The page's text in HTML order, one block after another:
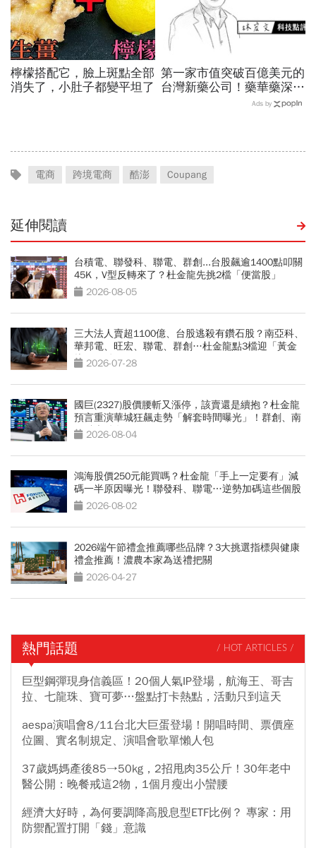
檸檬搭配它，臉上斑點全部
消失了，小肚子都變平坦了
第一家市值突破百億美元的
台灣新藥公司！藥華藥深耕
全球市場，能成為下一個武
Ads by
電商 跨境電商 酷澎 Coupang
延伸閱讀
台積電、聯發科、聯電、群創...台股飆逾1400點叩關
45K，V型反轉來了？杜金龍先挑2檔「便當股」
2026-08-05
三大法人賣超1100億、台股逃殺有鑽石股？南亞科、
華邦電、旺宏、聯電、群創…杜金龍點3檔迎「黃金
坑」買點
2026-07-28
國巨(2327)股價腰斬又漲停，該賣還是續抱？杜金龍
預言重演華城狂飆走勢「解套時間曝光」！群創、南
亞科也點名
2026-08-04
鴻海股價250元能買嗎？杜金龍「手上一定要有」減
碼一半原因曝光！聯發科、聯電…逆勢加碼這些個股
2026-08-02
2026端午節禮盒推薦哪些品牌？3大挑選指標與健康
禮盒推薦！濃農本家為送禮把關
2026-04-27
熱門話題 / HOT ARTICLES /
巨型鋼彈現身信義區！20個人氣IP登場，航海王、哥吉
拉、七龍珠、寶可夢…盤點打卡熱點，活動只到這天
aespa演唱會8/11台北大巨蛋登場！開唱時間、票價座
位圖、實名制規定、演唱會歌單懶人包
37歲媽媽產後85→50kg，2招甩肉35公斤！30年老中
醫公開：晚餐戒這2物，1個月瘦出小蠻腰
經濟大好時，為何要調降高股息型ETF比例？ 專家：用
防禦配置打開「錢」意識